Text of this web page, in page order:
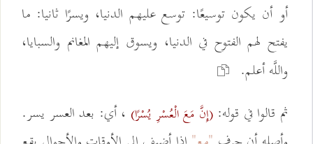
أو أن يكون توسيعًا: توسع عليهم الدنيا، ويسرًا ثانيا: ما
يفتح لهم الفتوح في الدنيا، ويسوق إليهم المغانم والسبايا،
واللَّه أعلم.
ثم قالوا في قوله:(إِنَّ مَعَ الْعُسْرِ يُسْرًا) ، أي: بعد العسر يسر.